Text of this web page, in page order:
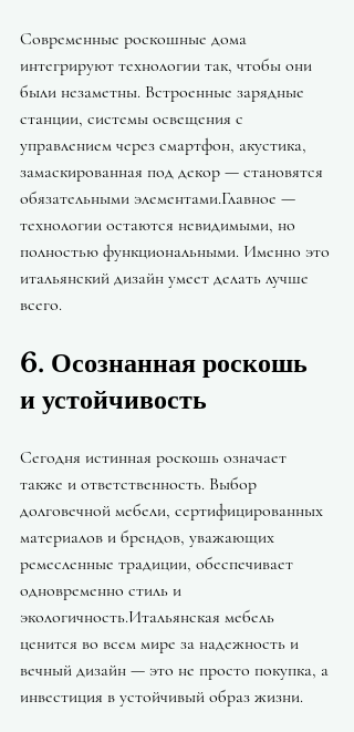
Современные роскошные дома
интегрируют технологии так, чтобы они
были незаметны. Встроенные зарядные
станции, системы освещения с
управлением через смартфон, акустика,
замаскированная под декор — становятся
обязательными элементами.Главное —
технологии остаются невидимыми, но
полностью функциональными. Именно это
итальянский дизайн умеет делать лучше
всего.
6. Осознанная роскошь
и устойчивость
Сегодня истинная роскошь означает
также и ответственность. Выбор
долговечной мебели, сертифицированных
материалов и брендов, уважающих
ремесленные традиции, обеспечивает
одновременно стиль и
экологичность.Итальянская мебель
ценится во всем мире за надежность и
вечный дизайн — это не просто покупка, а
инвестиция в устойчивый образ жизни.